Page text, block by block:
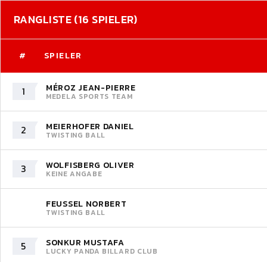
RANGLISTE (16 SPIELER)
# SPIELER
1 MÉROZ JEAN-PIERRE
MEDELA SPORTS TEAM
2 MEIERHOFER DANIEL
TWISTING BALL
3 WOLFISBERG OLIVER
KEINE ANGABE
FEUSSEL NORBERT
TWISTING BALL
5 SONKUR MUSTAFA
LUCKY PANDA BILLARD CLUB